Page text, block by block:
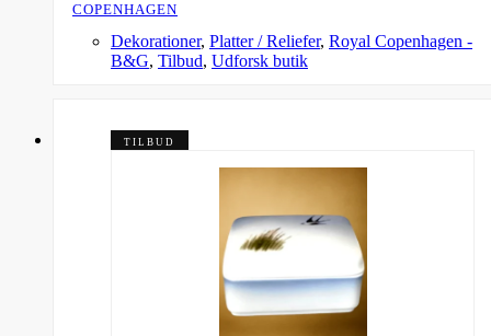
COPENHAGEN
Dekorationer, Platter / Reliefer, Royal Copenhagen -
B&G, Tilbud, Udforsk butik
TILBUD